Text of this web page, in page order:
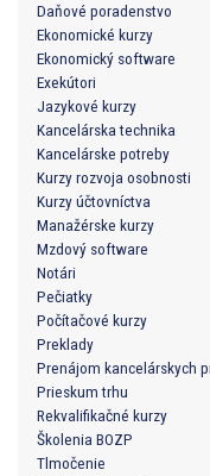
Daňové poradenstvo
Ekonomické kurzy
Ekonomický software
Exekútori
Jazykové kurzy
Kancelárska technika
Kancelárske potreby
Kurzy rozvoja osobnosti
Kurzy účtovníctva
Manažérske kurzy
Mzdový software
Notári
Pečiatky
Počítačové kurzy
Preklady
Prenájom kancelárskych
Prieskum trhu
Rekvalifikačné kurzy
Školenia BOZP
Tlmočenie